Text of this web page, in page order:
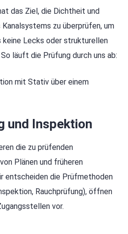
das Ziel, die Dichtheit und
zu überprüfen, um
keine Lecks oder strukturellen
läuft die Prüfung durch uns ab:
und Inspektion
die zu prüfenden
Plänen und früheren
entscheiden die Prüfmethoden
Rauchprüfung), öffnen
vor.